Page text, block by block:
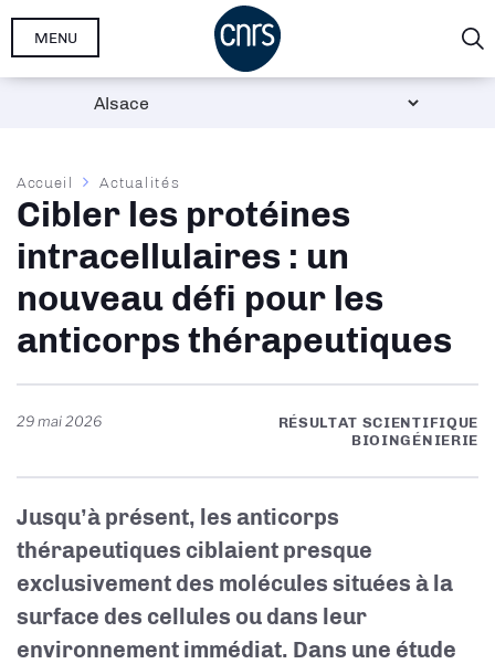
Aller
MENU
Fil
d'Ariane
Accueil Actualités
Cibler les protéines
intracellulaires : un
nouveau défi pour les
anticorps thérapeutiques
29 mai 2026
RÉSULTAT SCIENTIFIQUE
BIOINGÉNIERIE
Jusqu’à présent, les anticorps
thérapeutiques ciblaient presque
exclusivement des molécules situées à la
surface des cellules ou dans leur
environnement immédiat. Dans une étude